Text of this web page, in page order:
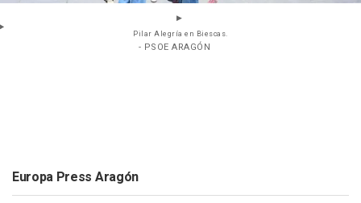
Pilar Alegría en Biescas.
- PSOE ARAGÓN
Europa Press Aragón